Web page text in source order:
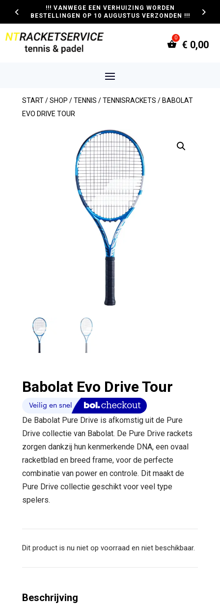
!!! VANWEGE EEN VERHUIZING WORDEN
BESTELLINGEN OP 10 AUGUSTUS VERZONDEN !!!
€ 0,00
START/SHOP /TENNIS /TENNISRACKETS / BABOLAT
EVO DRIVE TOUR
Babolat Evo Drive Tour
De Babolat Pure Drive is afkomstig uit de Pure
Drive collectie van Babolat. De Pure Drive rackets
zorgen dankzij hun kenmerkende DNA, een ovaal
racketblad en breed frame, voor de perfecte
combinatie van power en controle. Dit maakt de
Pure Drive collectie geschikt voor veel type
spelers.
Dit product is nu niet op voorraad en niet beschikbaar.
Beschrijving